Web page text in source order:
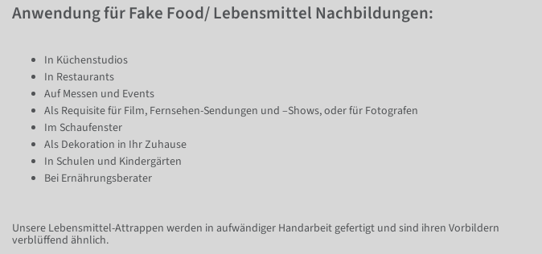
Anwendung für Fake Food/ Lebensmittel Nachbildungen:
In Küchenstudios
In Restaurants
Auf Messen und Events
Als Requisite für Film, Fernsehen-Sendungen und –Shows, oder für Fotografen
Im Schaufenster
Als Dekoration in Ihr Zuhause
In Schulen und Kindergärten
Bei Ernährungsberater
Unsere Lebensmittel-Attrappen werden in aufwändiger Handarbeit gefertigt und sind ihren Vorbildern
verblüffend ähnlich.